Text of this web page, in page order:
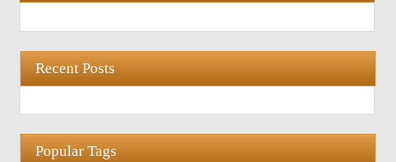
Recent Posts
Popular Tags